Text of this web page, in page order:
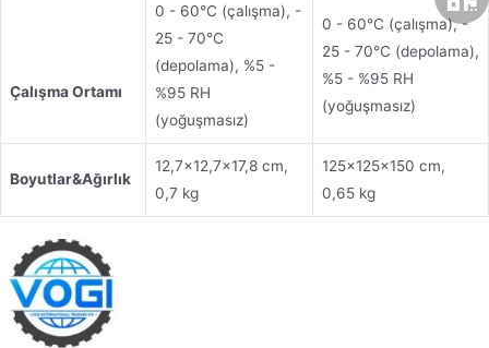
Çalışma Ortamı
0 - 60°C (çalışma), -
25 - 70°C
(depolama), %5 -
%95 RH
(yoğuşmasız)
0 - 60°C (çalışma), -
25 - 70°C (depolama),
%5 - %95 RH
(yoğuşmasız)
Boyutlar&Ağırlık
12,7×12,7×17,8 cm,
0,7 kg
125×125×150 cm,
0,65 kg